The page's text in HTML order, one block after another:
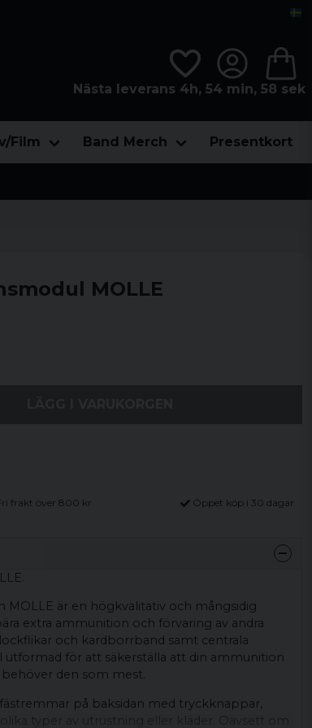
Nästa leverans 4h, 54 min, 56 sek
Film Band Merch Presentkort
MOLLE
frakt över 800 kr Öppet köp i 30 dagar
är en högkvalitativ och mångsidig
extra ammunition och förvaring av andra
och kardborrband samt centrala
utformad för att säkerställa att din ammunition
den som mest.
på baksidan med tryckknappar,
typer av utrustning eller kläder. Oavsett om